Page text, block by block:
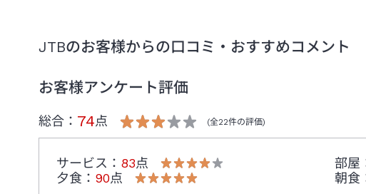
JTBのお客様からの口コミ・おすすめコメント
お客様アンケート評価
総合： 74点 (全22件の評価)
サービス ： 83点 部屋
夕食 ： 90点 朝食